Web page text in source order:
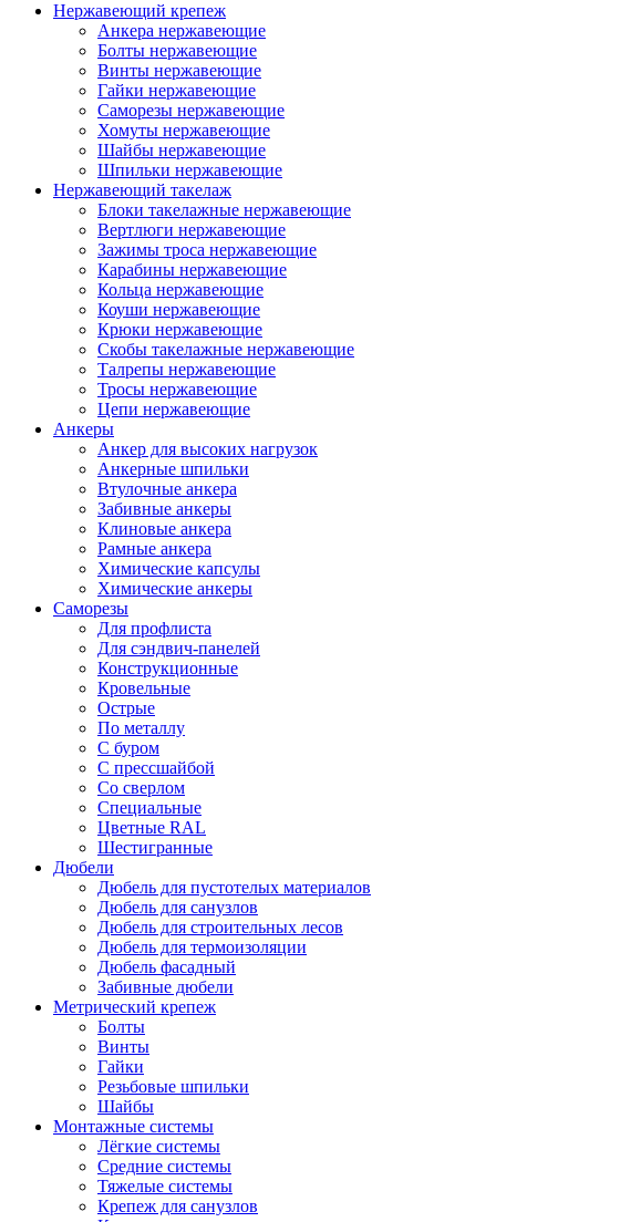
Нержавеющий крепеж
Анкера нержавеющие
Болты нержавеющие
Винты нержавеющие
Гайки нержавеющие
Саморезы нержавеющие
Хомуты нержавеющие
Шайбы нержавеющие
Шпильки нержавеющие
Нержавеющий такелаж
Блоки такелажные нержавеющие
Вертлюги нержавеющие
Зажимы троса нержавеющие
Карабины нержавеющие
Кольца нержавеющие
Коуши нержавеющие
Крюки нержавеющие
Скобы такелажные нержавеющие
Талрепы нержавеющие
Тросы нержавеющие
Цепи нержавеющие
Анкеры
Анкер для высоких нагрузок
Анкерные шпильки
Втулочные анкера
Забивные анкеры
Клиновые анкера
Рамные анкера
Химические капсулы
Химические анкеры
Саморезы
Для профлиста
Для сэндвич-панелей
Конструкционные
Кровельные
Острые
По металлу
С буром
С прессшайбой
Со сверлом
Специальные
Цветные RAL
Шестигранные
Дюбели
Дюбель для пустотелых материалов
Дюбель для санузлов
Дюбель для строительных лесов
Дюбель для термоизоляции
Дюбель фасадный
Забивные дюбели
Метрический крепеж
Болты
Винты
Гайки
Резьбовые шпильки
Шайбы
Монтажные системы
Лёгкие системы
Средние системы
Тяжелые системы
Крепеж для санузлов